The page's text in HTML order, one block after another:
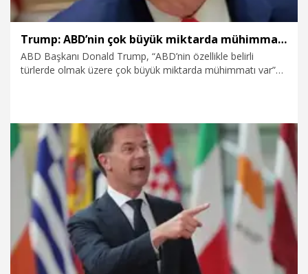
Trump: ABD’nin çok büyük miktarda mühimmatı var
ABD Başkanı Donald Trump, “ABD’nin özellikle belirli
türlerde olmak üzere çok büyük miktarda mühimmatı var”
6.08.2026 Dünya